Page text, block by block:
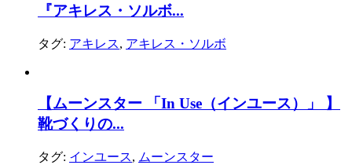
『アキレス・ソルボ...
タグ: アキレス, アキレス・ソルボ
【ムーンスター 「In Use（インユース）」 】
靴づくりの...
タグ: インユース, ムーンスター